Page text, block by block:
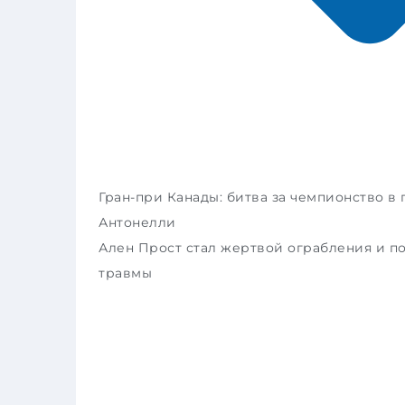
Гран-при Канады: битва за чемпионство в
Антонелли
Ален Прост стал жертвой ограбления и
травмы